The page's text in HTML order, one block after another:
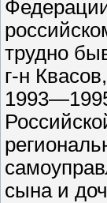
трудно
г-н
сына и